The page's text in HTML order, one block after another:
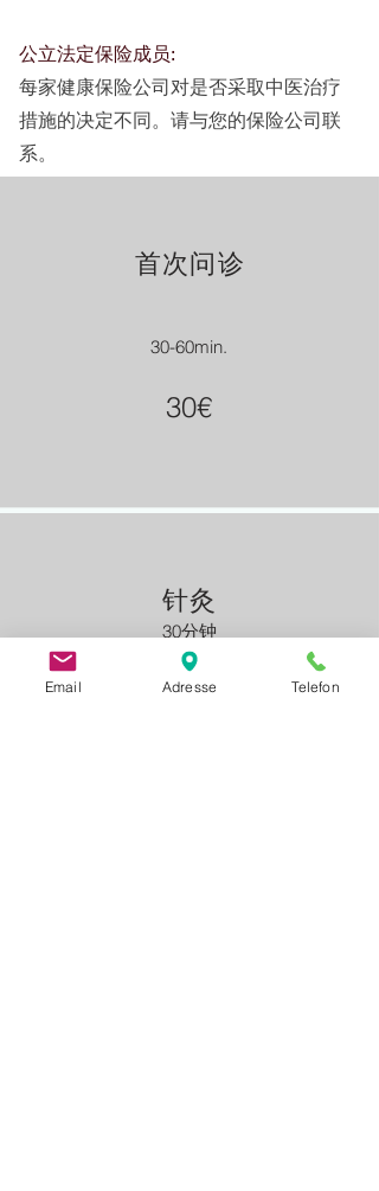
公立法定保险成员:
每家健康保险公司对是否采取中医治疗
措施的决定不同。请与您的保险公司联
系。
首次问诊
30-60min.
30€
针灸
30分钟
55欧元
Email Adresse Telefon